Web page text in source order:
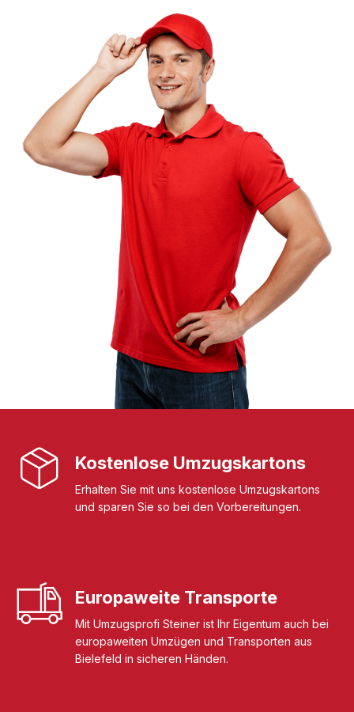
Kostenlose Umzugskartons
Erhalten Sie mit uns kostenlose Umzugskartons
und sparen Sie so bei den Vorbereitungen.
Europaweite Transporte
Mit Umzugsprofi Steiner ist Ihr Eigentum auch bei
europaweiten Umzügen und Transporten aus
Bielefeld in sicheren Händen.